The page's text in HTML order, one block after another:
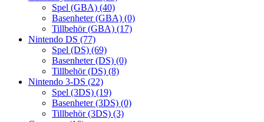
Spel (GBA) (40)
Basenheter (GBA) (0)
Tillbehör (GBA) (17)
Nintendo DS (77)
Spel (DS) (69)
Basenheter (DS) (0)
Tillbehör (DS) (8)
Nintendo 3-DS (22)
Spel (3DS) (19)
Basenheter (3DS) (0)
Tillbehör (3DS) (3)